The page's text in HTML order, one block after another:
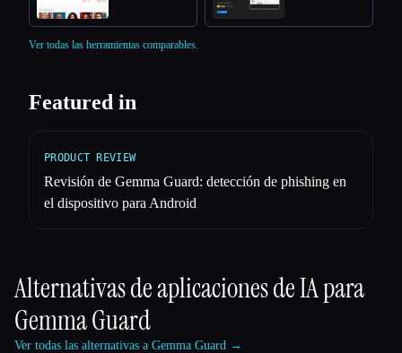
Ver todas las herramientas comparables.
Featured in
PRODUCT REVIEW
Revisión de Gemma Guard: detección de phishing en
el dispositivo para Android
Alternativas de aplicaciones de IA para
Gemma Guard
Ver todas las alternativas a Gemma Guard →